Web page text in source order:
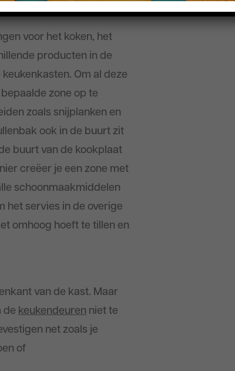
voor het koken, het
producten in de
Om al deze
zone op te
zoals snijplanken en
ook in de buurt zit
buurt van de kookplaat
creëer je een zone met
schoonmaakmiddelen
het servies in de overige
omhoog hoeft te tillen en
van de kast. Maar
de keukendeuren niet te
net zoals je
of